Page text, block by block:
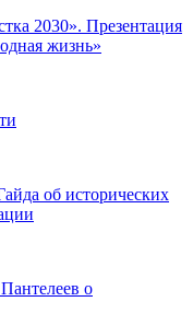
2030». Презентация
жизнь»
об исторических
о